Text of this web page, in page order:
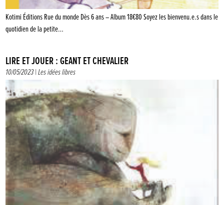
Kotimi Éditions Rue du monde Dès 6 ans – Album 18€80 Soyez les bienvenu.e.s dans le
quotidien de la petite…
LIRE ET JOUER : GÉANT ET CHEVALIER
10/05/2023 |Les idées libres